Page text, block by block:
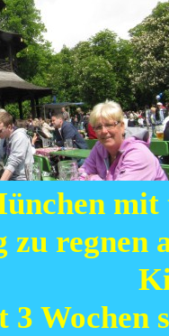
zu regnen
3 Wochen